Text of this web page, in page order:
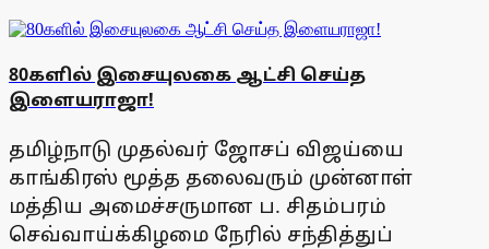
80களில் இசையுலகை ஆட்சி செய்த
இளையராஜா!
தமிழ்நாடு முதல்வர் ஜோசப் விஜய்யை
காங்கிரஸ் மூத்த தலைவரும் முன்னாள்
மத்திய அமைச்சருமான ப. சிதம்பரம்
செவ்வாய்க்கிழமை நேரில் சந்தித்துப்